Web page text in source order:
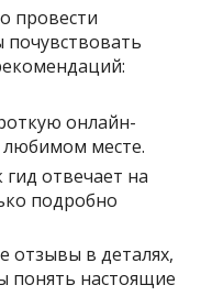
провести
онлайн-
любимом месте.
отвечает на
подробно
отзывы в деталях,
понять настоящие